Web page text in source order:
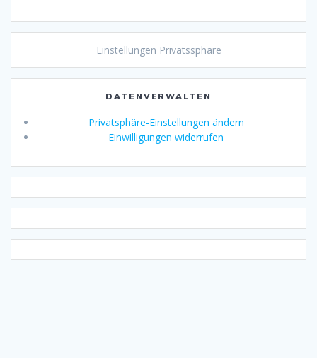
Einstellungen Privatssphäre
DATENVERWALTEN
Privatsphäre-Einstellungen ändern
Einwilligungen widerrufen